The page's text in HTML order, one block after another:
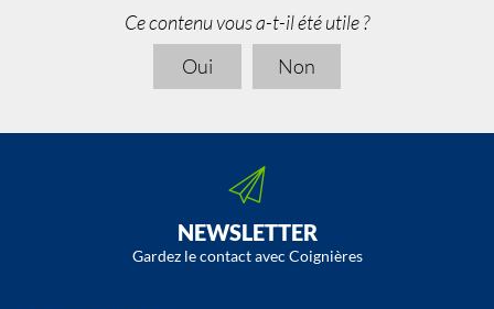
Ce contenu vous a-t-il été utile ?
Oui
Non
NEWSLETTER
Gardez le contact avec Coignières